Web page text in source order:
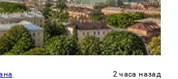
2 часа назад